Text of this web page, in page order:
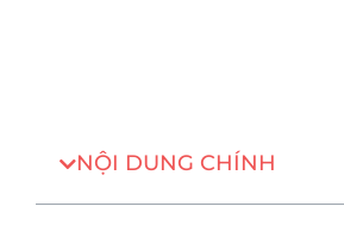
NỘI DUNG CHÍNH